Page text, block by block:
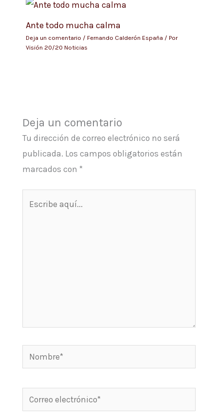
Ante todo mucha calma
Deja un comentario / Fernando Calderón España / Por
Visión 20/20 Noticias
Deja un comentario
Tu dirección de correo electrónico no será
publicada. Los campos obligatorios están
marcados con *
Nombre*
Correo
electrónico*